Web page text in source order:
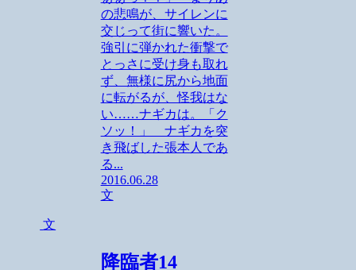
の悲鳴が、サイレンに
交じって街に響いた。
強引に弾かれた衝撃で
とっさに受け身も取れ
ず、無様に尻から地面
に転がるが、怪我はな
い……ナギカは。「ク
ソッ！」 ナギカを突
き飛ばした張本人であ
る...
2016.06.28
文
文
降臨者14